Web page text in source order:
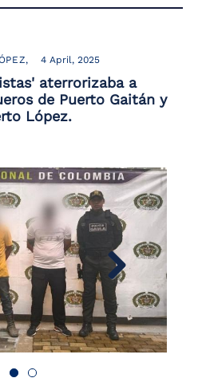
4 April, 2025
aterrorizaba a
de Puerto Gaitán y
López.